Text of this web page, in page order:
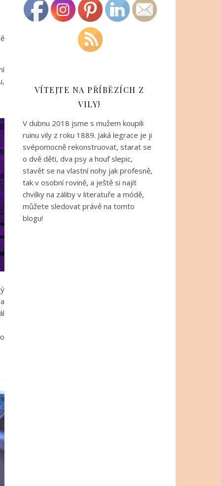
VÍTEJTE NA PŘÍBĚZÍCH Z
VILY!
V dubnu 2018 jsme s mužem koupili
ruinu vily z roku 1889. Jaká legrace je ji
svépomocně rekonstruovat, starat se
o dvě děti, dva psy a houf slepic,
stavět se na vlastní nohy jak profesně,
tak v osobní rovině, a ještě si najít
chvilky na záliby v literatuře a módě,
můžete sledovat právě na tomto
blogu!